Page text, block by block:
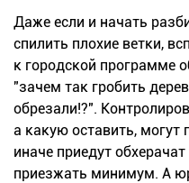
Даже если и начать
спилить плохие ветки,
к городской программе
"зачем так гробить
обрезали!?".
а какую оставить,
иначе приедут
приезжать минимум. А